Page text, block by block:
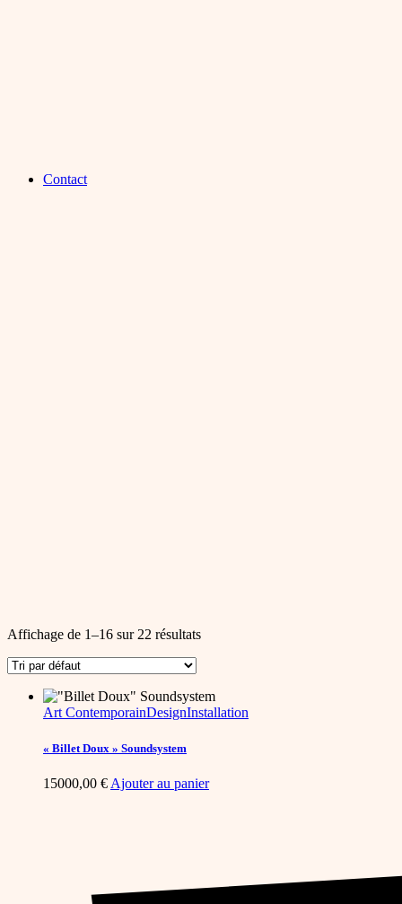
Contact
Affichage de 1–16 sur 22 résultats
Art ContemporainDesignInstallation
« Billet Doux » Soundsystem
15000,00 € Ajouter au panier